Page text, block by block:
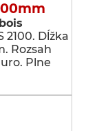
2100. Dĺžka
Rozsah
Plne